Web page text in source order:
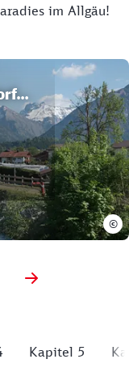
im Allgäu!
©
Kapitel 5